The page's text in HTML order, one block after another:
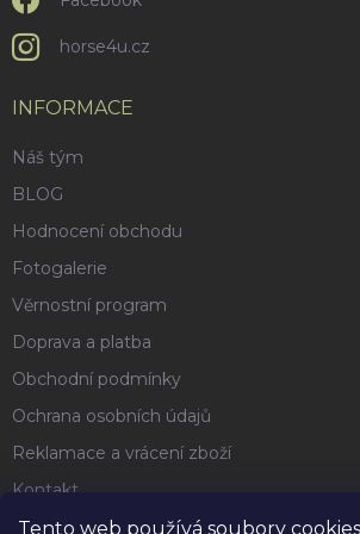
Tento web používá soubory
horse4u.cz
INFORMACE
Náš tým
BLOG
Hodnocení obchodu
Fotogalerie
Věrnostní program
Doprava a platba
Obchodní podmínky
Ochrana osobních údajů
Reklamace a vrácení zboží
Kontakt